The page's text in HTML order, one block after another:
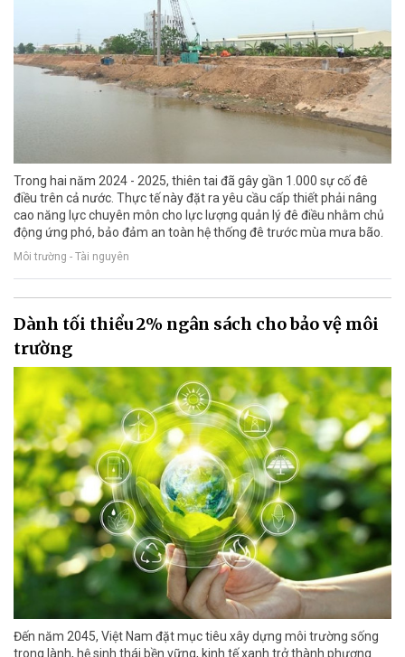
Trong hai năm 2024 - 2025, thiên tai đã gây gần 1.000 sự cố đê
điều trên cả nước. Thực tế này đặt ra yêu cầu cấp thiết phải nâng
cao năng lực chuyên môn cho lực lượng quản lý đê điều nhằm chủ
động ứng phó, bảo đảm an toàn hệ thống đê trước mùa mưa bão.
Môi trường - Tài nguyên
Dành tối thiểu 2% ngân sách cho bảo vệ môi
trường
Đến năm 2045, Việt Nam đặt mục tiêu xây dựng môi trường sống
trong lành, hệ sinh thái bền vững, kinh tế xanh trở thành phương